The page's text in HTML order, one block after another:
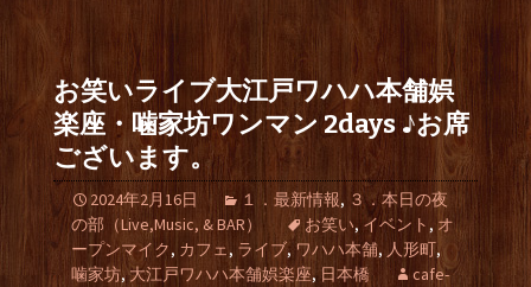
お笑いライブ大江戸ワハハ本舗娯
楽座・噛家坊ワンマン 2days ♪お席
ございます。
2024年2月16日 １．最新情報, ３．本日の夜
の部（Live,Music, & BAR）
お笑い,イベント , オ
ープンマイク, カフェ, ライブ, ワハハ本舗, 人形町,
噛家坊,大江戸ワハハ本舗娯楽座,日本橋
cafe-